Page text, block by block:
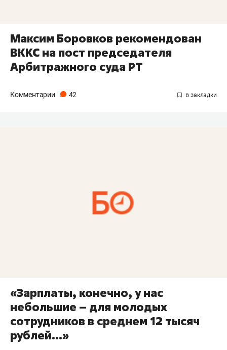
Максим Боровков рекомендован
ВККС на пост председателя
Арбитражного суда РТ
Комментарии 42
«Зарплаты, конечно, у нас
небольшие – для молодых
сотрудников в среднем 12 тысяч
рублей...»